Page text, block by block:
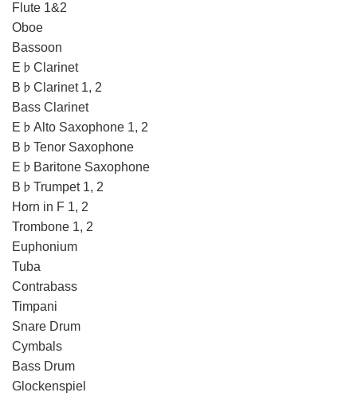
Flute 1&2
Oboe
Bassoon
E♭Clarinet
B♭Clarinet 1, 2
Bass Clarinet
E♭Alto Saxophone 1, 2
B♭Tenor Saxophone
E♭Baritone Saxophone
B♭Trumpet 1, 2
Horn in F 1, 2
Trombone 1, 2
Euphonium
Tuba
Contrabass
Timpani
Snare Drum
Cymbals
Bass Drum
Glockenspiel